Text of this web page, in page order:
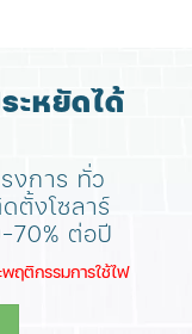
ะหยัดได้
งการ ทั่ว
ตั้งโซลาร์
70% ต่อปี
ฤติกรรมการใช้ไฟ